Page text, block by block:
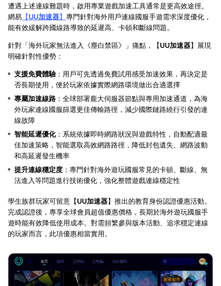
遭遇上述連線難題時，啟用專業遊戲加速工具通常是更高效途徑。
網易 【UU加速器】 專門針對海外用戶連線國服手遊需求深度優化，
能有效緩解跨國線路導致的延遲高、卡頓和斷線問題。
針對「海外玩家無法進入《塵白禁區》」痛點，【UU加速器】展現
明確針對性優勢：
支援免費體驗 ：用戶可先透過免費試用感受加速效果，再決定是
否長期使用，便於玩家依據實際網路環境做出合適選擇
專屬加速線路 ：全球部署龐大伺服器節點與專用加速通道，為海
外玩家連線國服篩選更佳傳輸路徑，減少國際鏈路繞行引發的連
線故障
智能延遲優化：系統依據即時網路狀況與遊戲特性，自動配適最
佳加速策略，智能選取高效網路路徑，降低封包遺失、網路波動
和高延遲發生機率
提升連線穩定度 ：專門針對海外遊玩國服常見的卡頓、斷線、無
法進入等問題進行技術優化，強化整體遊戲連線穩定性
學生族群玩家可留意【UU加速器】推出的教育身份認證優惠活動。
完成認證後，專享全球會員超值優惠價格，長期於海外遊玩國服手
遊時能有效降低使用成本。對需頻繁參與版本活動、追求穩定連線
的玩家而言，此項優惠相當實用。